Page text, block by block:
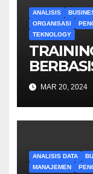
ANALISIS
ORGANISASI
TEKNOLOGY
MAR 20, 2024
ANALISIS DATA
MANAJEMEN